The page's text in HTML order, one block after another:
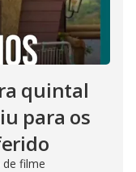
quintal
para os
de filme